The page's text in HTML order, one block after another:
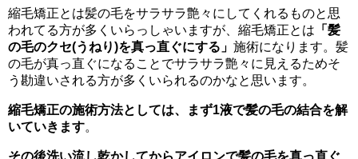
縮毛矯正とは髪の毛をサラサラ艶々にしてくれるものと思
われてる方が多くいらっしゃいますが、縮毛矯正とは 「髪
の毛のクセ(うねり)を真っ直ぐにする」 施術になります。髪
の毛が真っ直ぐになることでサラサラ艶々に見えるためそ
う勘違いされる方が多くいられるのかなと思います。
縮毛矯正の施術方法としては、まず1液で髪の毛の結合を解
いていきます。
その後洗い流し乾かしてからアイロンで髪の毛を真っ直ぐ